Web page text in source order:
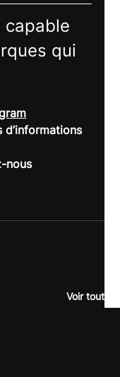
capable
qui
nous
Voir tout